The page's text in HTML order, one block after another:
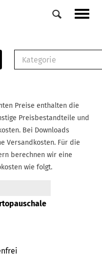
Kategorie
E-Broschüre
Checklisten (PDF)
Broschüre
Buch
Preise enthalten die
Preisbestandteile und
Bei Downloads
Versandkosten. Für die
berechnen wir eine
wie folgt.